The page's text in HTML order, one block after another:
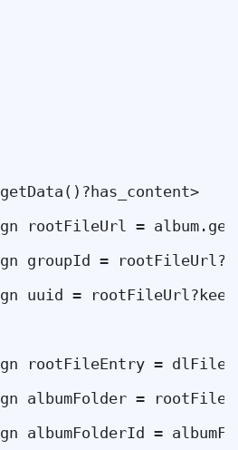
rootFileUrl =
groupId =
uuid =
rootFileEntry =
albumFolder =
albumFolderId =